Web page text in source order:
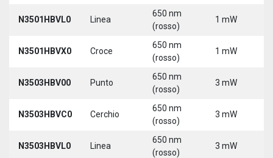
N3501HBVL0 Linea
650 nm
(rosso)
1 mW
N3501HBVX0 Croce
650 nm
(rosso)
1 mW
N3503HBV00 Punto
650 nm
(rosso)
3 mW
N3503HBVC0 Cerchio
650 nm
(rosso)
3 mW
N3503HBVL0 Linea
650 nm
(rosso)
3 mW